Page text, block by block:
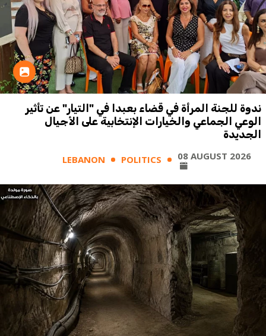
ندوة للجنة المرأة في قضاء بعبدا في "التيار" عن تأثير
الوعي الجماعي والخيارات الإنتخابية على الأجيال
الجديدة
LEBANON POLITICS 08 AUGUST 2026